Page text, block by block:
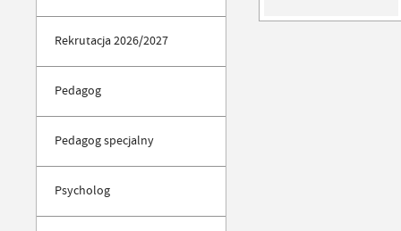
Rekrutacja 2026/2027
Pedagog
Pedagog specjalny
Psycholog